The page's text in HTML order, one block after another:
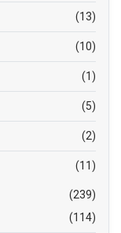
(13)
(10)
(1)
(5)
(2)
(11)
(239)
(114)